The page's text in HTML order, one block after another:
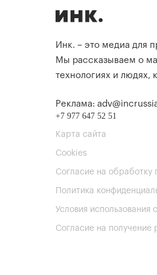
Инк. – это медиа для
Мы рассказываем о
технологиях и людях,
Реклама:
+7 977 647 52 51
Карта сайта
Cookies
Согласие на обработку
Политика
Условия использования
Согласие на получение